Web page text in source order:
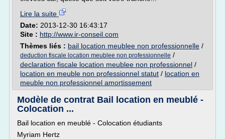
Lire la suite
Date: 2013-12-30 16:43:17
Site : http://www.ir-conseil.com
Thèmes liés : bail location meublee non professionnelle /
deduction fiscale location meublee non professionnelle /
declaration fiscale location meublee non professionnel /
location en meuble non professionnel statut / location en
meuble non professionnel amortissement
Modèle de contrat Bail location en meublé -
Colocation ...
Bail location en meublé - Colocation étudiants
Myriam Hertz